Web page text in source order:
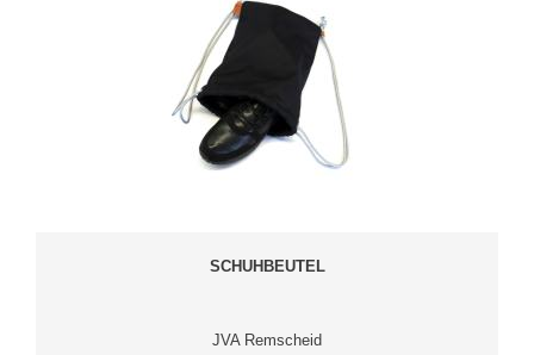
SCHUHBEUTEL
JVA Remscheid